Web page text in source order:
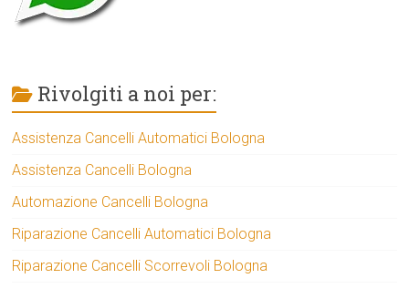
Rivolgiti a noi per:
Assistenza Cancelli Automatici Bologna
Assistenza Cancelli Bologna
Automazione Cancelli Bologna
Riparazione Cancelli Automatici Bologna
Riparazione Cancelli Scorrevoli Bologna